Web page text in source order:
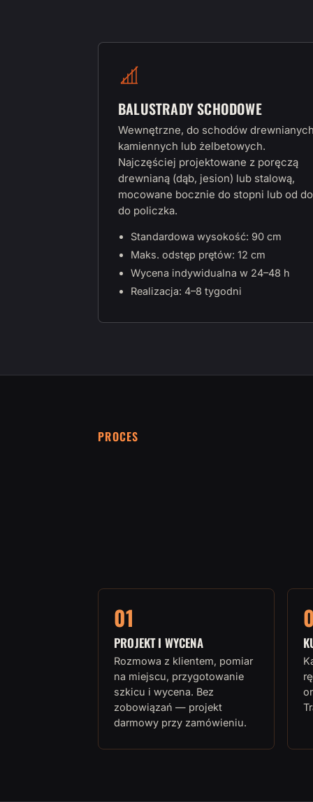
BALUSTRADY SCHODOWE
Wewnętrzne, do schodów
kamiennych lub żelbetowych.
Najczęściej projektowane z poręczą
drewnianą (dąb, jesion) lub stalową,
mocowane bocznie do stopni lub od
do policzka.
Standardowa wysokość: 90 cm
Maks. odstęp prętów: 12 cm
Wycena indywidualna w 24–48 h
Realizacja: 4–8 tygodni
PROCES
01
PROJEKT I WYCENA
Rozmowa z klientem, pomiar
na miejscu, przygotowanie
szkicu i wycena. Bez
zobowiązań — projekt
darmowy przy zamówieniu.